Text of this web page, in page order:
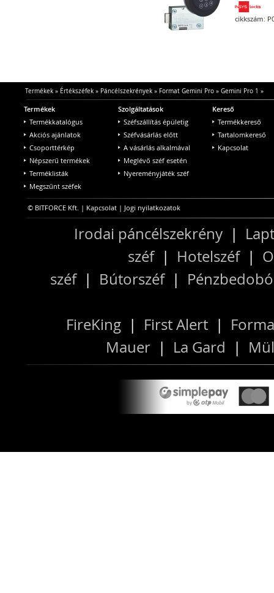
cikkszám:
Termékek» Értékszéfek» Páncélszekrények» Format Gemini Pro» Gemini Pro 1 »
Termékek
Termékkatalógus
Akciós ajánlatok
Csoporttérkép
Népszerű termékek
Terméklisták
Megszűnt széfek
Szolgáltatások
Széfszállítás épületig
Széfvásárlás előtt
A vásárlás alkalmával
Meglévő széf esetén
Nyereményjáték széf
Kereső
Termékkereső
Tartalomkereső
Kapcsolat
© BITFORCE Kft. | Kapcsolat | Jogi nyilatkozatok
Irodai páncélszekrény |
széf| Hotelszéf|
széf| Bútorszéf|
FireKing | First Alert |
Mauer | La Gard |